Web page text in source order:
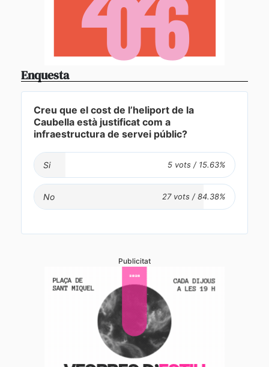
Enquesta
Creu que el cost de l’heliport de la
Caubella està justificat com a
infraestructura de servei públic?
Si
No
Publicitat